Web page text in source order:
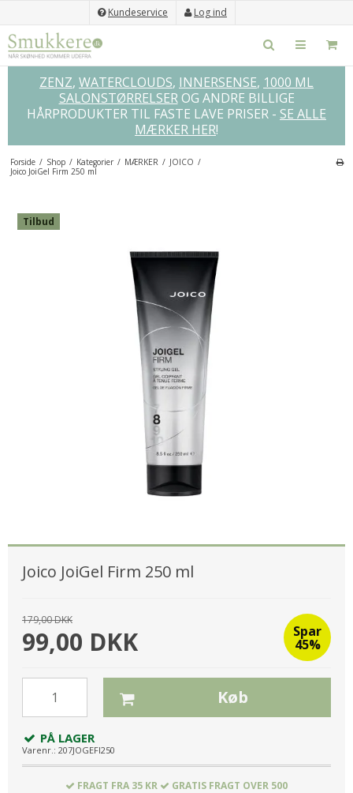
Log ind
Kundeservice
ZENZ, WATERCLOUDS, INNERSENSE, 1000 ML
SALONSTØRRELSEROG ANDRE BILLIGE
HÅRPRODUKTER TIL FASTE LAVE PRISER - SE ALLE
MÆRKER HER!
Forside / Shop / Kategorier / MÆRKER / JOICO /
Joico JoiGel Firm 250 ml
GLEM IKKE DISSE...
Tilbud
Joico JoiGel Firm 250 ml
179,00 DKK
99,00 DKK Spar
45%
Køb
PÅ LAGER
Varenr.: 207JOGEFI250
FRAGT FRA 35 KR GRATIS FRAGT OVER 500